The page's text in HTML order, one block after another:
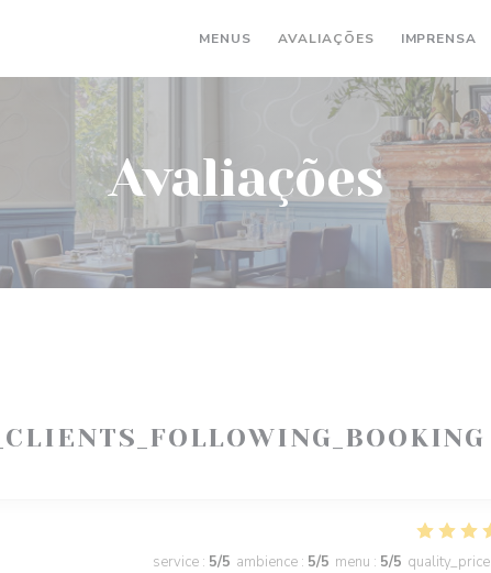
MENUS AVALIAÇÕES IMPRENSA
Avaliações
service : 5/5 ambience : 5/5 menu : 5/5 quality_price